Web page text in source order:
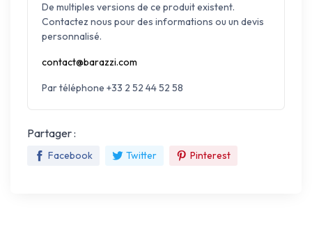
De multiples versions de ce produit existent.
Contactez nous pour des informations ou un devis
personnalisé.
contact@barazzi.com
Par téléphone +33 2 52 44 52 58
Partager :
Facebook Twitter Pinterest